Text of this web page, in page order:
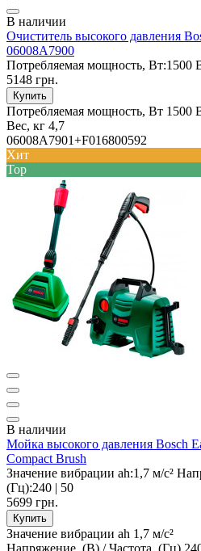
В наличии
Очиститель высокого давления
06008A7900
Потребляемая мощность, Вт:1500
5148 грн.
Купить
Потребляемая мощность, Вт 1500
Вес, кг 4,7
06008A7901+F016800592
Хит
Top
В наличии
Мойка высокого давления Bosch
Compact Brush
Значение вибрации ah:1,7 м/с²
(Гц):240 | 50
5699 грн.
Купить
Значение вибрации ah 1,7 м/с²
Напряжение, (В) / Частота, (Гц)